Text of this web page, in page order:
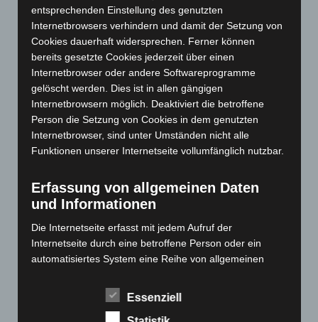
Februar 2024(103)
Januar 2024(111)
Dezember 2023(130)
November 2023(130)
Oktober 2023(114)
September 2023
(133)
August 2023 (134)
Juni 2023(142)
Mai 2023(139)
April 2023(155)
März 2023(174)
entsprechenden Einstellung des genutzten
Internetbrowsers verhindern und damit der Setzung von
Cookies dauerhaft widersprechen. Ferner können
bereits gesetzte Cookies jederzeit über einen
Internetbrowser oder andere Softwareprogramme
gelöscht werden. Dies ist in allen gängigen
Internetbrowsern möglich. Deaktiviert die betroffene
Person die Setzung von Cookies in dem genutzten
Internetbrowser, sind unter Umständen nicht alle
Funktionen unserer Internetseite vollumfänglich nutzbar.
Erfassung von allgemeinen Daten
und Informationen
Die Internetseite erfasst mit jedem Aufruf der
Internetseite durch eine betroffene Person oder ein
automatisiertes System eine Reihe von allgemeinen
Informationen werden in den Logfiles des Servers
gespeichert. Erfasst werden können die (1) verwendeten
Essenziell